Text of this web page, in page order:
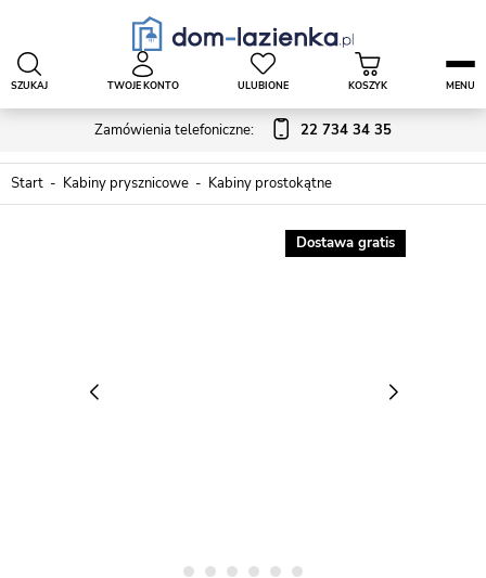
Zamówienia telefoniczne: 22 734 34 35
SZUKAJ TWOJE KONTO ULUBIONE KOSZYK MENU
Start Kabiny prysznicowe Kabiny prostokątne
Dostawa gratis